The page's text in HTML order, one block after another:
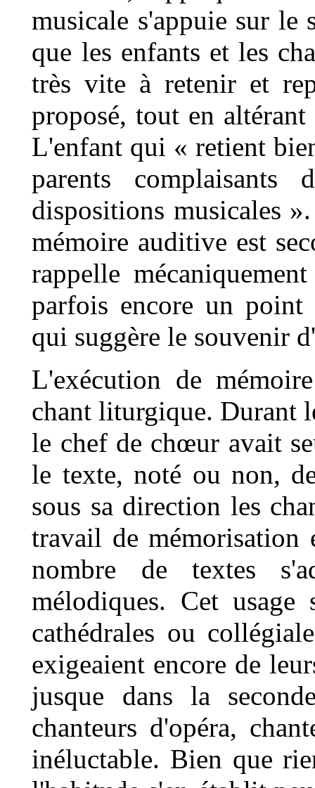
musicale s'appuie sur le
que les enfants et les
très vite à retenir et
proposé, tout en
L'enfant qui « retient
parents
dispositions musicales
mémoire auditive est
rappelle
parfois encore un
qui suggère le souvenir
L'exécution de
chant liturgique. Durant
le chef de chœur avait
le texte, noté ou non,
sous sa direction les
travail de
nombre de textes
mélodiques. Cet
cathédrales ou
exigeaient encore de
jusque dans la
chanteurs d'opéra,
inéluctable. Bien que